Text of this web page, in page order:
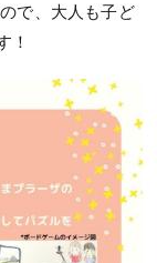
で、大人も子ど
！